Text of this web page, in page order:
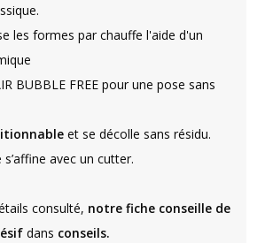
les formes par chauffe l'aide d'un
BUBBLE FREE pour une pose sans
et se décolle sans résidu.
avec un cutter.
consulté, notre fiche conseille de
dans conseils.